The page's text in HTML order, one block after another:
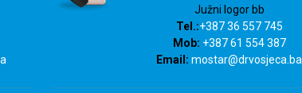
Južni logor bb
Tel.:+387 36 557 745
Mob: +387 61 554 387
Email: mostar@drvosjeca.ba